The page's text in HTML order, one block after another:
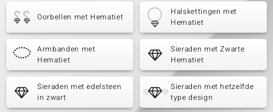
Oorbellen met Hematiet
Halskettingen met
Hematiet
Armbanden met
Hematiet
Sieraden met Zwarte
Hematiet
Sieraden met edelsteen
in zwart
Sieraden met hetzelfde
type design